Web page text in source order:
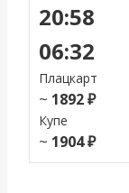
20:58
06:32
Плацкарт
~ 1892 ₽
Купе
~ 1904 ₽